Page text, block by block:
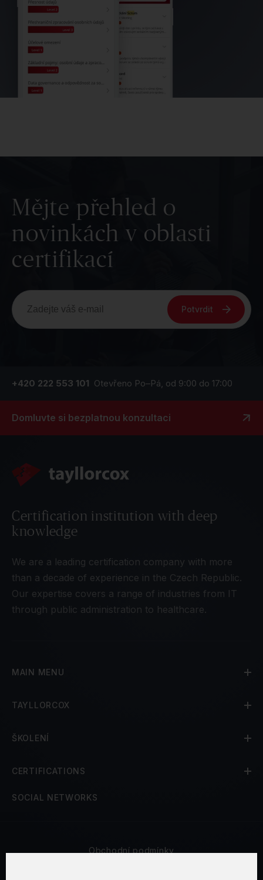
Mějte přehled o
novinkách v oblasti
certifikací
Potvrdit
+420 222 553 101 Otevřeno Po–Pá, od 9:00 do 17:00
Domluvte si bezplatnou konzultaci
Certification institution with deep
knowledge
We are a leading certification company with more
than a decade of experience in the Czech Republic.
Our expertise covers a range of industries from IT
through public administration to healthcare.
MAIN MENU
TAYLLORCOX
ŠKOLENÍ
CERTIFICATIONS
SOCIAL NETWORKS
Obchodní podmínky